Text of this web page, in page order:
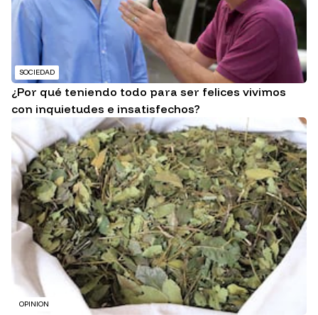
SOCIEDAD
¿Por qué teniendo todo para ser felices vivimos
con inquietudes e insatisfechos?
OPINION